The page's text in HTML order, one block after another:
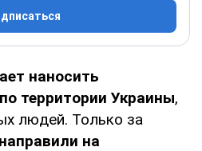
наносить
территории Украины,
людей. Только за
на